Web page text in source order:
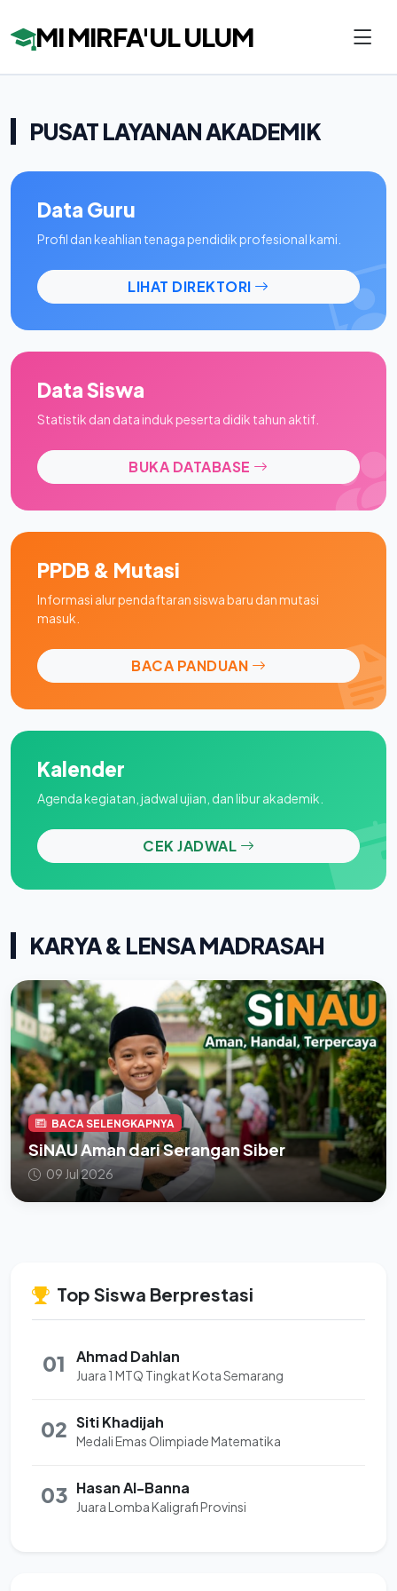
MI MIRFA'UL ULUM
PUSAT LAYANAN AKADEMIK
Data Guru
Profil dan keahlian tenaga pendidik profesional kami.
LIHAT DIREKTORI
Data Siswa
Statistik dan data induk peserta didik tahun aktif.
BUKA DATABASE
PPDB & Mutasi
Informasi alur pendaftaran siswa baru dan mutasi
masuk.
BACA PANDUAN
Kalender
Agenda kegiatan, jadwal ujian, dan libur akademik.
CEK JADWAL
KARYA & LENSA MADRASAH
BACA SELENGKAPNYA
SiNAU Aman dari Serangan Siber
09 Jul 2026
Top Siswa Berprestasi
01 Ahmad Dahlan
Juara 1 MTQ Tingkat Kota Semarang
02 Siti Khadijah
Medali Emas Olimpiade Matematika
03 Hasan Al-Banna
Juara Lomba Kaligrafi Provinsi